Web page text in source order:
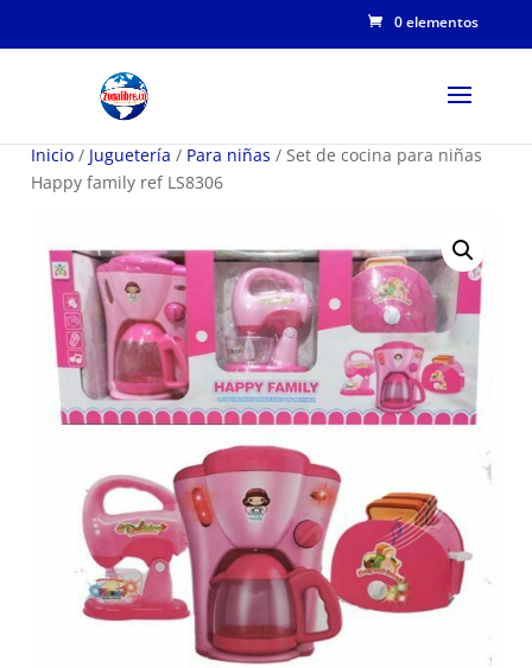
0 elementos
Inicio / Juguetería / Para niñas / Set de cocina para niñas
Happy family ref LS8306